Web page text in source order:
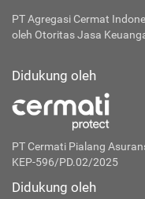
PT Agregasi Cermat
oleh Otoritas Jasa
Didukung oleh
PT Cermati Pialang
KEP-596/PD.02/2025
Didukung oleh